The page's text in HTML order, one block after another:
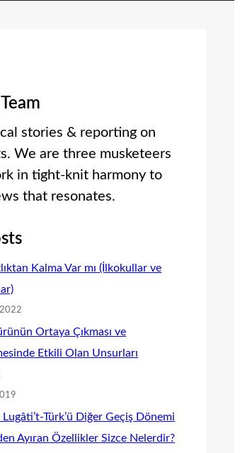
stories & reporting on
We are three musketeers
in tight-knit harmony to
that resonates.
Kalma Var mı (İlkokullar ve
Ortaya Çıkması ve
Etkili Olan Unsurları
Lugâti’t-Türk’ü Diğer Geçiş Dönemi
Ayıran Özellikler Sizce Nelerdir?